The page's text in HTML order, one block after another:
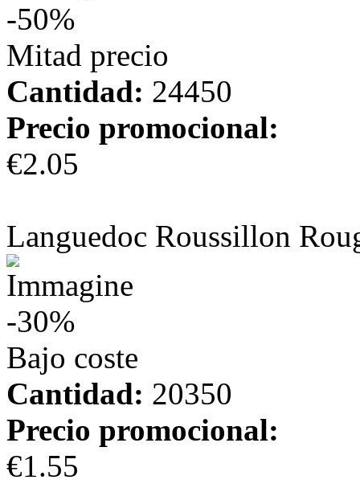
-50%
Mitad precio
Cantidad: 24450
Precio promocional:
€2.05
Languedoc Roussillon
-30%
Bajo coste
Cantidad: 20350
Precio promocional:
€1.55